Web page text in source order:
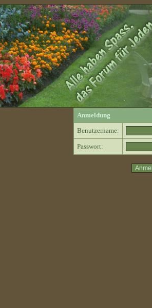
Anmeldung
Benutzername:
Passwort: